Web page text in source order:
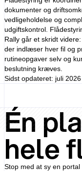
dokumenter og
vedligeholdelse og
udgiftskontrol.
Rally går et skridt
der indlæser hver fil og
rutineopgaver selv og
beslutning kræves.
Sidst opdateret: juli 2026
Én
hele
Stop med at sy en